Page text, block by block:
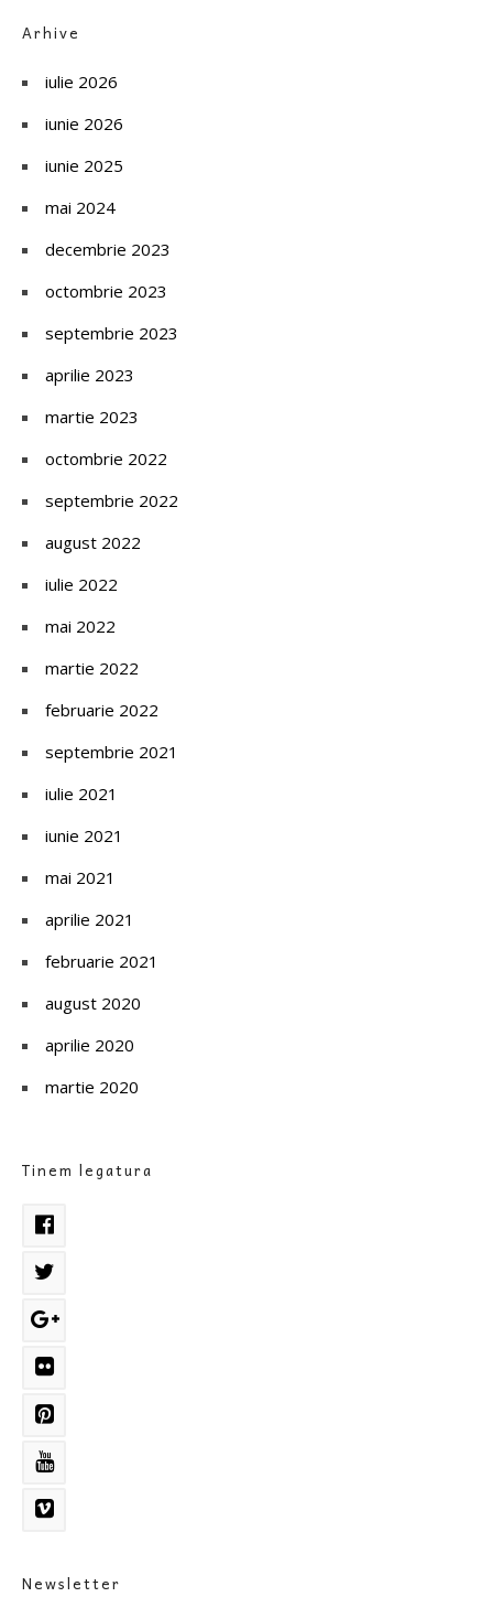
Arhive
iulie 2026
iunie 2026
iunie 2025
mai 2024
decembrie 2023
octombrie 2023
septembrie 2023
aprilie 2023
martie 2023
octombrie 2022
septembrie 2022
august 2022
iulie 2022
mai 2022
martie 2022
februarie 2022
septembrie 2021
iulie 2021
iunie 2021
mai 2021
aprilie 2021
februarie 2021
august 2020
aprilie 2020
martie 2020
Tinem legatura
Newsletter